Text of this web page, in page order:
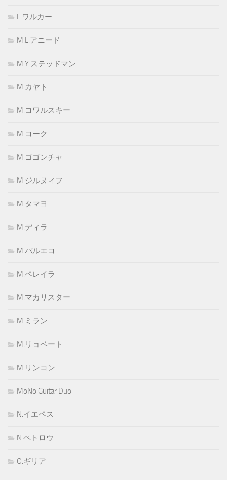
L.ワルカー
M.L.アニード
M.Y.ステッドマン
M.カヤト
M.コワルスキー
M.コーク
M.ゴゴンチャ
M.ジルヌィフ
M.タマヨ
M.ディラ
M.バルエコ
M.ペレイラ
M.マカリスター
M.ミラン
M.リョベート
M.リンコン
MoNo Guitar Duo
N.イエペス
N.ペトロウ
O.ギリア